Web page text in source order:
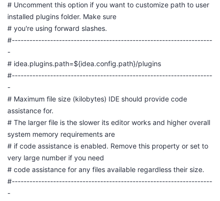
# Uncomment this option if you want to customize path to user
installed plugins folder. Make sure
# you're using forward slashes.
#--------------------------------------------------------------------
-
# idea.plugins.path=${idea.config.path}/plugins
#--------------------------------------------------------------------
-
# Maximum file size (kilobytes) IDE should provide code
assistance for.
# The larger file is the slower its editor works and higher overall
system memory requirements are
# if code assistance is enabled. Remove this property or set to
very large number if you need
# code assistance for any files available regardless their size.
#--------------------------------------------------------------------
-